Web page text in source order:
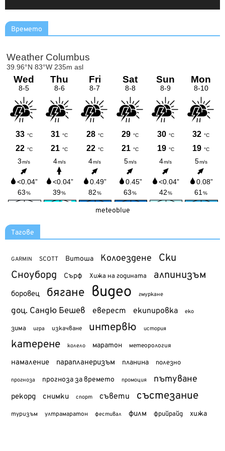
Времето
meteoblue
Тагове
GARMIN SCOTT Витоша Колоездене Ски
Сноуборд Сърф Хижа на годината алпинизъм
боровец бягане видео гмуркане
доц. Сандю Бешев еверест екипировка еко
зима игра изкачване интервю история
катерене колело маратон метеорология
намаление парапланеризъм планина полезно
прогноза прогноза за времето промоция пътуване
рекорд снимки спорт съвети състезание
туризъм ултрамаратон фестивал филм фрийрайд хижа